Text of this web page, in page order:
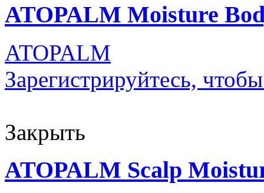
ATOPALM Moisture
ATOPALM
Зарегистрируйтесь,
Закрыть
ATOPALM Scalp